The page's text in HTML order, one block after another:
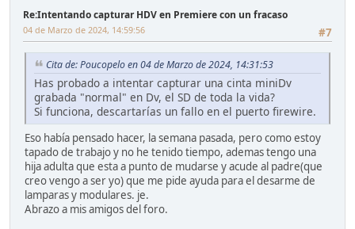
Re:Intentando capturar HDV en Premiere con un fracaso
#7
04 de Marzo de 2024, 14:59:56
Cita de: Poucopelo en 04 de Marzo de 2024, 14:31:53
Has probado a intentar capturar una cinta miniDv
grabada "normal" en Dv, el SD de toda la vida?
Si funciona, descartarías un fallo en el puerto firewire.
Eso había pensado hacer, la semana pasada, pero como estoy
tapado de trabajo y no he tenido tiempo, ademas tengo una
hija adulta que esta a punto de mudarse y acude al padre(que
creo vengo a ser yo) que me pide ayuda para el desarme de
lamparas y modulares. je.
Abrazo a mis amigos del foro.